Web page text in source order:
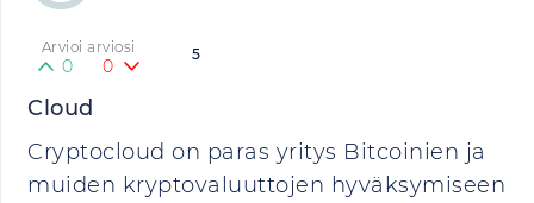
5
Arvioi arviosi
0 0
Cloud
Cryptocloud on paras yritys Bitcoinien ja
muiden kryptovaluuttojen hyväksymiseen